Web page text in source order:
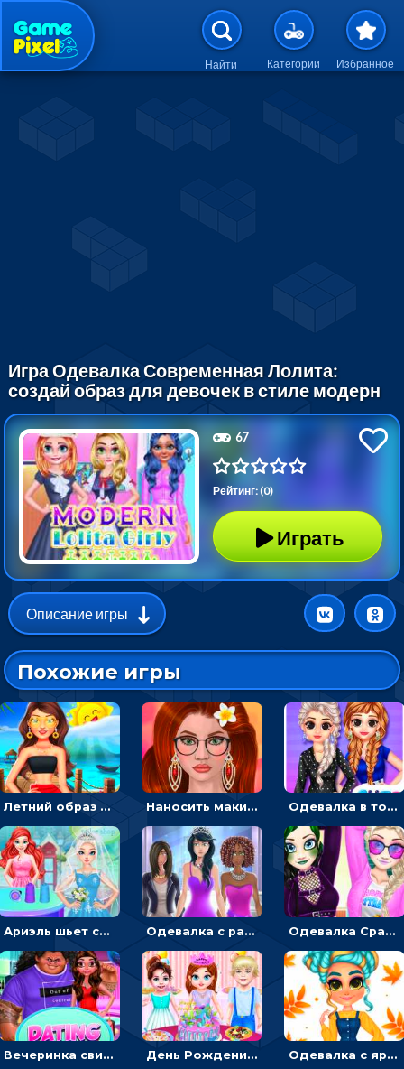
Перейти к основному
Найти Категории Избранное
Игра Одевалка Современная Лолита:
создай образ для девочек в стиле модерн
67
Рейтинг: (0)
Играть
Описание игры
Похожие игры
Летний образ для подруг: переодевать девочек для прогулки Наносить макияж и делать прическу для корейской принцессы Одевалка в точку и полоску: создавать образы для принцесс и фотографировать
Ариэль шьет свадебные платья для принцесс в салоне - одевалка Одевалка с разными стилями: переодевать, красить и выигрывать конкурс красоты Одевалка Сражение для девочек-принцесс: софт против гранжа
Вечеринка свиданий: одевалка для влюбленных День Рождения Тейлор: печь торт для девочки или наряжать именинницу Одевалка с яркими осенними нарядами: собирать образ для прогулки